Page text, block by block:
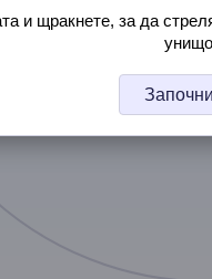
и щракнете, за да